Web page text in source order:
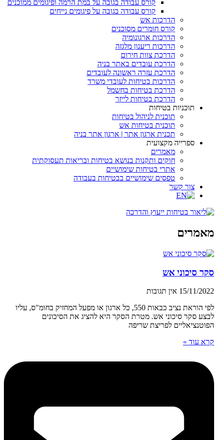
קורס עבודה בגובה על במת הרמה ופיגומים ממוכנים
קורס עבודה בגובה על פיגומים נייחים
הדרכות אש
קורס חומרים מסוכנים
הדרכות ארגונומיה
הדרכות ריענון מלגזה
הדרכת צוות חירום
הדרכת עובדים באתר בניה
הדרכת עזרה ראשונה לעובדים
הדרכות בטיחות לעובדי משרד
הדרכת בטיחות בחשמל
הדרכת בטיחות לייזר
תוכניות בטיחות
תוכנית לניהול בטיחות
תוכנית בטיחות אש
תכנית ארגון אתר | ארגון אתר בניה
ספרייה מקצועית
מאמרים
חוקים ותקנות בנושא בטיחות ובריאות תעסוקתית
אתרי בטיחות שימושיים
טפסים שימושיים בבטיחות בעבודה
צור קשר
מאמרים
סקר סיכוני אש
15/11/2022 אין תגובות
לפי הוראת נציב כבאות 550, כל ארגון או מפעל המחזיק בחומ"ס, עליו
לבצע סקר סיכוני אש. מטרת הסקר היא להציג את הסיכונים
הפוטנציאליים לפריצת שריפה
קרא עוד »